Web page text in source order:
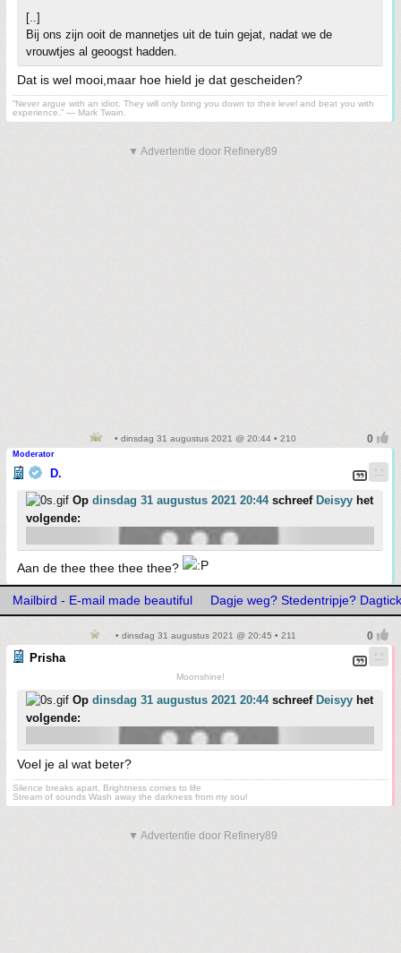
[..]
Bij ons zijn ooit de mannetjes uit de tuin gejat, nadat we de
vrouwtjes al geoogst hadden.
Dat is wel mooi,maar hoe hield je dat gescheiden?
“Never argue with an idiot. They will only bring you down to their level and beat you with
experience.” ― Mark Twain.
▼ Advertentie door Refinery89
• dinsdag 31 augustus 2021 @ 20:44 • 210
Moderator
D.
Op dinsdag 31 augustus 2021 20:44schreef Deisyy het
volgende:
Aan de thee thee thee thee?
Mailbird - E-mail made beautiful Dagje weg? Stedentripje?
• dinsdag 31 augustus 2021 @ 20:45 • 211
Prisha
Moonshine!
Op dinsdag 31 augustus 2021 20:44schreef Deisyy het
volgende:
Voel je al wat beter?
Silence breaks apart, Brightness comes to life
Stream of sounds Wash away the darkness from my soul
▼ Advertentie door Refinery89